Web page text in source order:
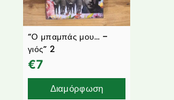
“Ο μπαμπάς μου… –
γιός” 2
€7
Διαμόρφωση